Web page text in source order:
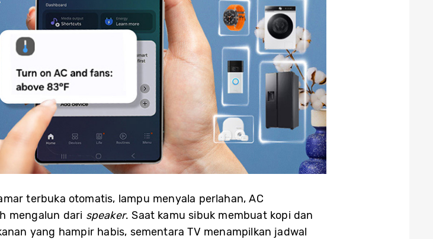
terbuka otomatis, lampu menyala perlahan, AC
mengalun dari speaker. Saat kamu sibuk membuat kopi dan
yang hampir habis, sementara TV menampilkan jadwal